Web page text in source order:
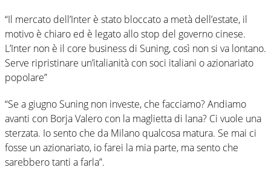
“Il mercato dell’Inter è stato bloccato a metà dell’estate, il
motivo è chiaro ed è legato allo stop del governo cinese.
L’Inter non è il core business di Suning, così non si va lontano.
Serve ripristinare un’italianità con soci italiani o azionariato
popolare”
“Se a giugno Suning non investe, che facciamo? Andiamo
avanti con Borja Valero con la maglietta di lana? Ci vuole una
sterzata. Io sento che da Milano qualcosa matura. Se mai ci
fosse un azionariato, io farei la mia parte, ma sento che
sarebbero tanti a farla”.